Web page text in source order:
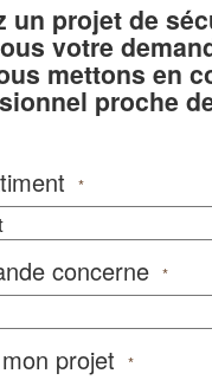
un projet de
votre
mettons en
proche
*
concerne *
projet *